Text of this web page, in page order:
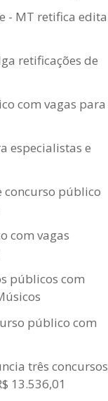
- MT retifica
retificações de
com vagas para
especialistas e
concurso público
com vagas
públicos com
público com
três concursos
13.536,01